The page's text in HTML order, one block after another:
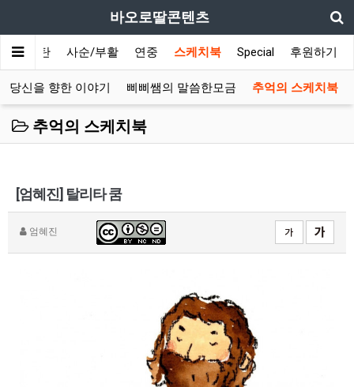
바오로딸콘텐츠
림/성탄 사순/부활 연중 스케치북 Special 후원하기
당신을 향한 이야기 삐삐쌤의 말씀한모금 추억의 스케치북
추억의 스케치북
[엄혜진] 탈리타 쿰
엄혜진